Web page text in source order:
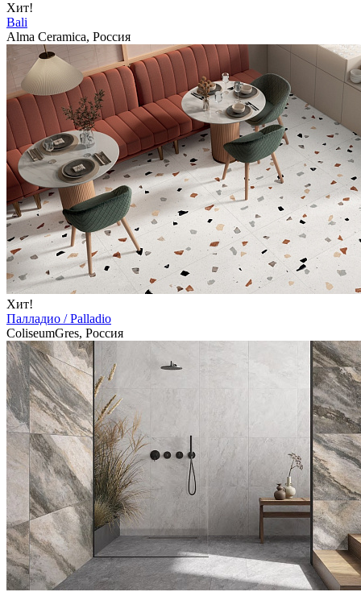
Хит!
Bali
Alma Ceramica, Россия
Хит!
Палладио / Palladio
ColiseumGres, Россия